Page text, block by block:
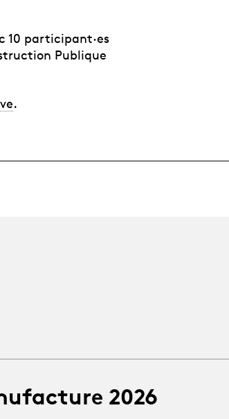
10 participant·es
Publique
.
2026